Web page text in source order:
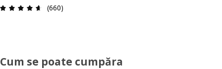
Prezentare generală: 4.6 din 5 stele Total
(660)
Cum se poate cumpăra